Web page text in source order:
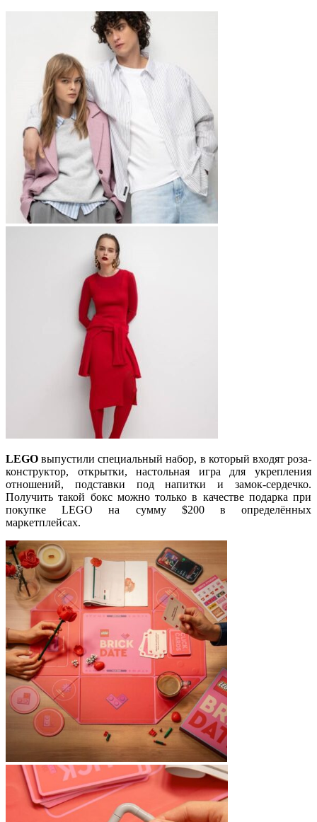
LEGO выпустили специальный набор, в который входят роза-
конструктор, открытки, настольная игра для укрепления
отношений, подставки под напитки и замок-сердечко.
Получить такой бокс можно только в качестве подарка при
покупке LEGO на сумму $200 в определённых
маркетплейсах.